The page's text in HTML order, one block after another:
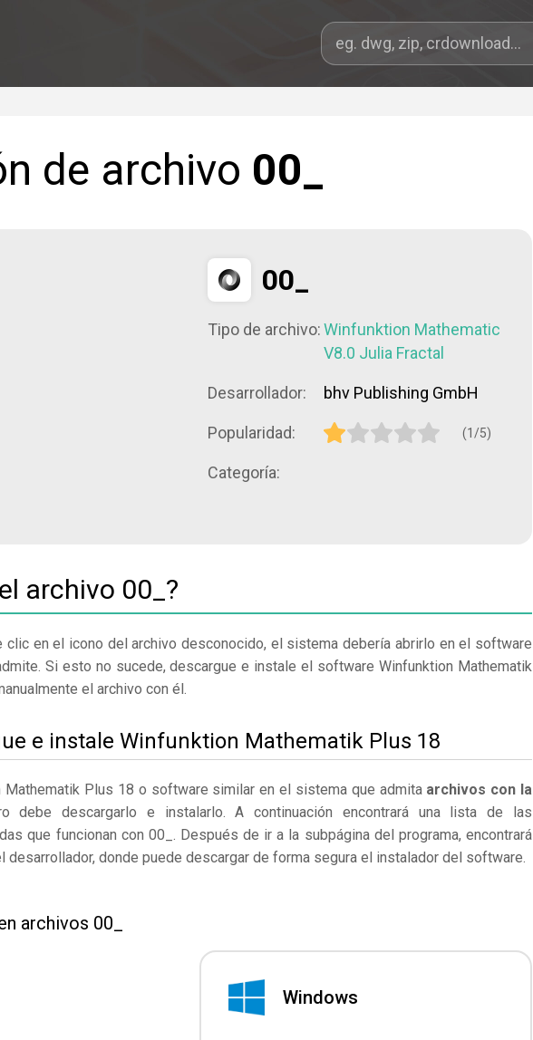
de archivo 00_
00_
Tipo de archivo:Winfunktion Mathematic
V8.0 Julia Fractal
Desarrollador: bhv Publishing GmbH
Popularidad: (1/5)
Categoría:
archivo 00_?
clic en el icono del archivo desconocido, el sistema debería abrirlo en el software
Si esto no sucede, descargue e instale el software Winfunktion Mathematik
el archivo con él.
e instale Winfunktion Mathematik Plus 18
Mathematik Plus 18 o software similar en el sistema que admita archivos con la
debe descargarlo e instalarlo. A continuación encontrará una lista de las
que funcionan con 00_. Después de ir a la subpágina del programa, encontrará
desarrollador, donde puede descargar de forma segura el instalador del software.
archivos 00_
Windows